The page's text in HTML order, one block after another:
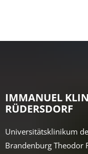
IMMANUEL
RÜDERSDORF
Universitätsklinikum
Brandenburg Theodor